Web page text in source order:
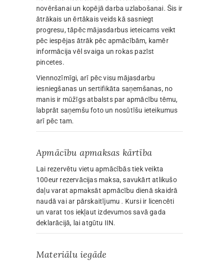
novēršanai un kopējā darba uzlabošanai. Šis ir
ātrākais un ērtākais veids kā sasniegt
progresu, tāpēc mājasdarbus ieteicams veikt
pēc iespējas ātrāk pēc apmācībām, kamēr
informācija vēl svaiga un rokas pazīst
pincetes.
Viennozīmīgi, arī pēc visu mājasdarbu
iesniegšanas un sertifikāta saņemšanas, no
manis ir mūžīgs atbalsts par apmācību tēmu,
labprāt saņemšu foto un nosūtīšu ieteikumus
arī pēc tam.
Apmācību apmaksas kārtība
Lai rezervētu vietu apmācībās tiek veikta
100eur rezervācijas maksa, savukārt atlikušo
daļu varat apmaksāt apmācību dienā skaidrā
naudā vai ar pārskaitījumu . Kursi ir licencēti
un varat tos iekļaut izdevumos savā gada
deklarācijā, lai atgūtu IIN.
Materiālu iegāde